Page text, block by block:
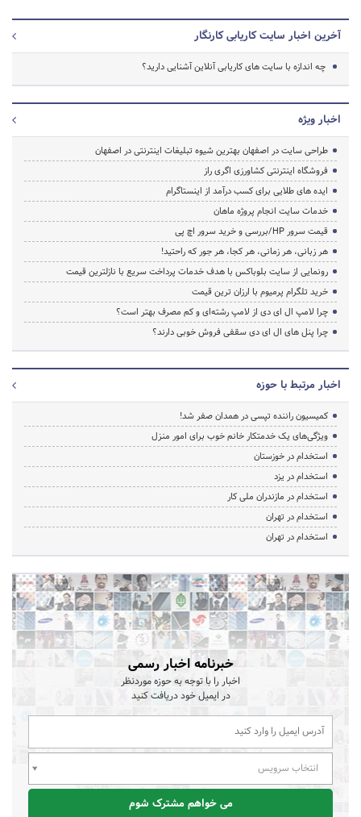
آخرین اخبار سایت کاریابی کارنگار
چه اندازه با سایت های کاریابی آنلاین آشنایی دارید؟
اخبار ویژه
طراحی سایت در اصفهان بهترین شیوه تبلیغات اینترنتی در اصفهان
فروشگاه اینترنتی کشاورزی اگری راز
ایده های طلایی برای کسب درآمد از اینستاگرام
خدمات سایت انجام پروژه ماهان
قیمت سرور HP/بررسی و خرید سرور اچ پی
هر زبانی، هر زمانی، هر کجا، هر جور که راحتید!
رونمایی از سایت بلوباکس با هدف خدمات پرداخت سریع با نازلترین قیمت
خرید تلگرام پرمیوم با ارزان ترین قیمت
چرا لامپ ال ای دی از لامپ رشته‌ای و کم مصرف بهتر است؟
چرا پنل های ال ای دی سقفی فروش خوبی دارند؟
اخبار مرتبط با حوزه
کمیسیون راننده تپسی در همدان صفر شد!
ویژگی‌های یک خدمتکار خانم خوب برای امور منزل
استخدام در خوزستان
استخدام در یزد
استخدام در مازندران ملی کار
استخدام در تهران
استخدام در تهران
خبرنامه اخبار رسمی
اخبار را با توجه به حوزه موردنظر
در ایمیل خود دریافت کنید
انتخاب سرویس
می خواهم مشترک شوم